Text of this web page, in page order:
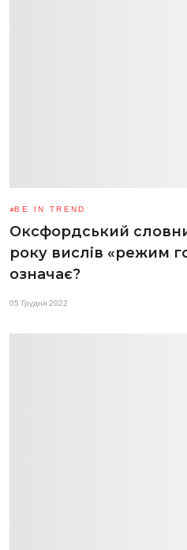
BE IN TREND
Оксфордський
року вислів «режим
означає?
05 Грудня 2022